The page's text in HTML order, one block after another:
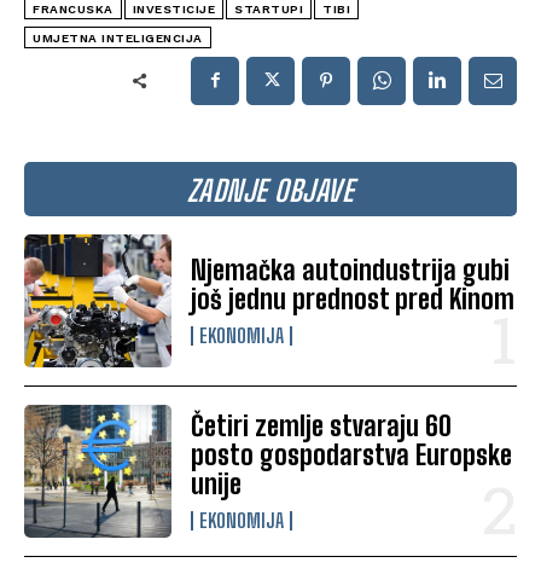
ZADNJE OBJAVE
Njemačka autoindustrija gubi
još jednu prednost pred Kinom
EKONOMIJA
Četiri zemlje stvaraju 60
posto gospodarstva Europske
unije
EKONOMIJA
FRANCUSKA INVESTICIJE STARTUPI TIBI
UMJETNA INTELIGENCIJA